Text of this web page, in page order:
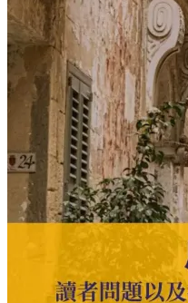
亞
旅
遊
常
見
問
題：
讀
者
問
題
及
我